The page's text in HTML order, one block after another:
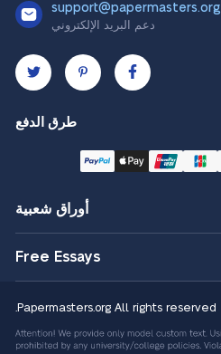
support@papermasters.org
دعم البريد الإلكتروني
طرق الدفع
أوراق شعبية
Free Essays
All rights reserved.